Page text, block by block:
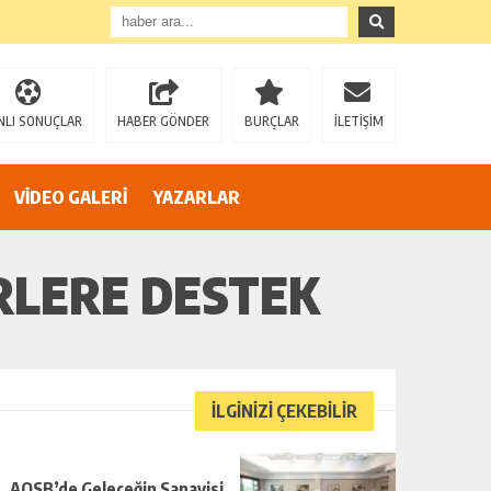
SONUÇLAR HABER GÖNDER BURÇLAR İLETİŞİM
VİDEO GALERİ YAZARLAR
DESTEK
İLGİNİZİ ÇEKEBİLİR